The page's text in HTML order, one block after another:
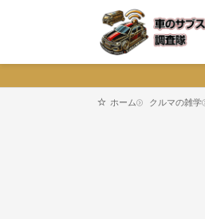
ホーム クルマの雑学